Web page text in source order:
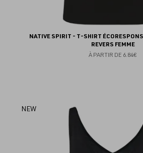
NATIVE SPIRIT - T-SHIRT
REVERS FEMME
À PARTIR DE 6.84€
NEW